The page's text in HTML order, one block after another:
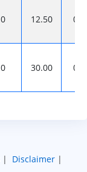
0 12.50
0 30.00
| Disclaimer |